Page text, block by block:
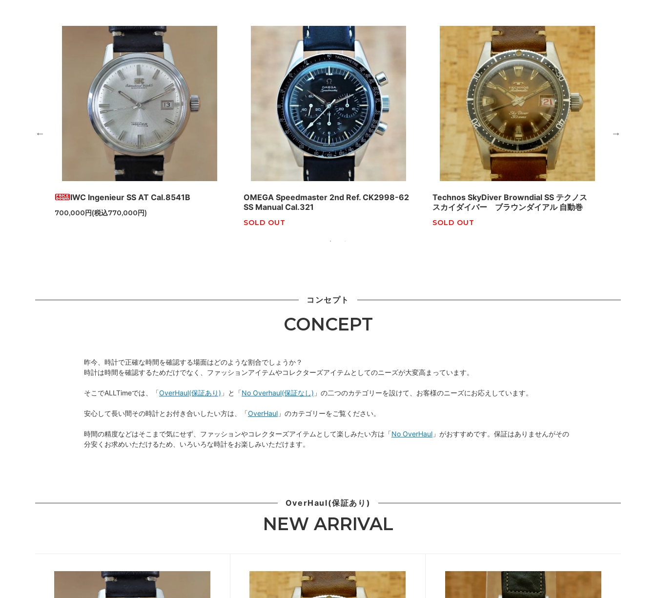
IWC Ingenieur SS AT Cal.8541B
700,000円(税込770,000円)
OMEGA Speedmaster 2nd Ref. CK2998-62
SS Manual Cal.321
SOLD OUT
Technos SkyDiver Browndial SS テクノス
スカイダイバー ブラウンダイアル 自動巻
SOLD OUT
コンセプト
CONCEPT
昨今、時計で正確な時間を確認する場面はどのような割合でしょうか？
時計は時間を確認するためだけでなく、ファッションアイテムやコレクターズアイテムとしてのニーズが大変高まっています。
そこでALLTimeでは、「OverHaul(保証あり) 」と「No Overhaul(保証なし) 」の二つのカテゴリーを設けて、お客様のニーズにお応えしています。
安心して長い間その時計とお付き合いしたい方は、「OverHaul 」のカテゴリーをご覧ください。
時間の精度などはそこまで気にせず、ファッションやコレクターズアイテムとして楽しみたい方は「No OverHaul 」がおすすめです。保証はありませんがその
分安くお求めいただけるため、いろいろな時計をお楽しみいただけます。
OverHaul(保証あり)
NEW ARRIVAL